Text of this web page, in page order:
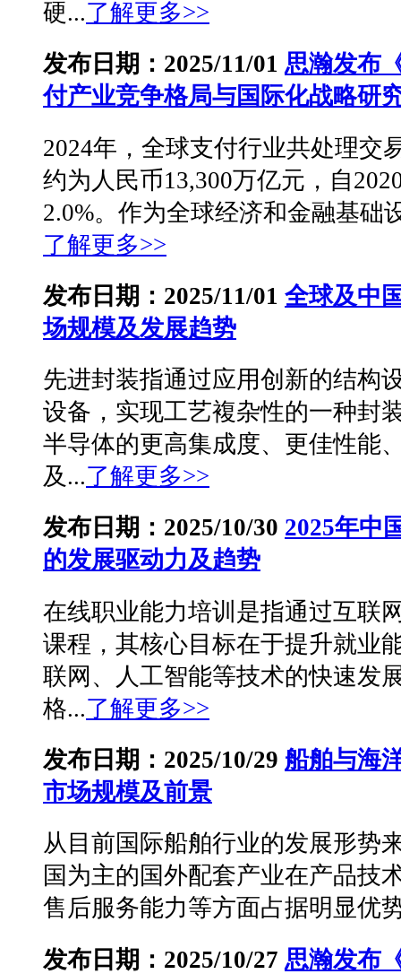
硬...了解更多>>
发布日期：2025/11/01 思瀚发布
付产业竞争格局与国际化战略研
2024年，全球支付行业共处理交
约为人民币13,300万亿元，自
2.0%。作为全球经济和金融基础
了解更多>>
发布日期：2025/11/01 全球及中
场规模及发展趋势
先进封装指通过应用创新的结构
设备，实现工艺複杂性的一种封
半导体的更高集成度、更佳性能
及...了解更多>>
发布日期：2025/10/30 2025年中
的发展驱动力及趋势
在线职业能力培训是指通过互联
课程，其核心目标在于提升就业
联网、人工智能等技术的快速发
格...了解更多>>
发布日期：2025/10/29 船舶与海
市场规模及前景
从目前国际船舶行业的发展形势
国为主的国外配套产业在产品技
售后服务能力等方面占据明显优
发布日期：2025/10/27 思瀚发布